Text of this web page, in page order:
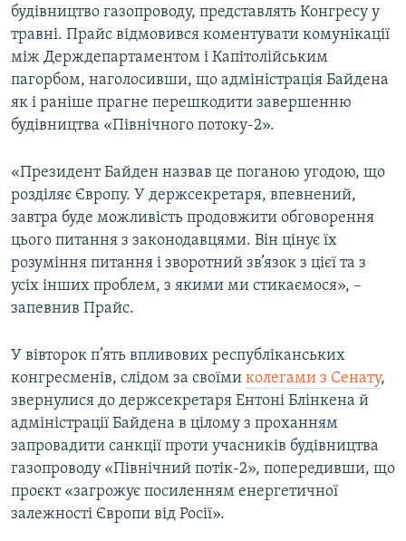
будівництво газопроводу, представлять Конгресу у
травні. Прайс відмовився коментувати комунікації
між Держдепартаментом і Капітолійським
пагорбом, наголосивши, що адміністрація Байдена
як і раніше прагне перешкодити завершенню
будівництва «Північного потоку-2».
«Президент Байден назвав це поганою угодою, що
розділяє Європу. У держсекретаря, впевнений,
завтра буде можливість продовжити обговорення
цього питання з законодавцями. Він цінує їх
розуміння питання і зворотний зв’язок з цієї та з
усіх інших проблем, з якими ми стикаємося», –
запевнив Прайс.
У вівторок п’ять впливових республіканських
конгресменів, слідом за своїми колегами з Сенату,
звернулися до держсекретаря Ентоні Блінкена й
адміністрації Байдена в цілому з проханням
запровадити санкції проти учасників будівництва
газопроводу «Північний потік-2», попередивши, що
проєкт «загрожує посиленням енергетичної
залежності Європи від Росії».